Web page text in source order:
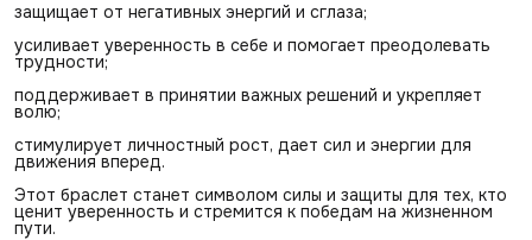
защищает от негативных энергий и сглаза;
усиливает уверенность в себе и помогает преодолевать
трудности;
поддерживает в принятии важных решений и укрепляет
волю;
стимулирует личностный рост, дает сил и энергии для
движения вперед.
Этот браслет станет символом силы и защиты для тех, кто
ценит уверенность и стремится к победам на жизненном
пути.